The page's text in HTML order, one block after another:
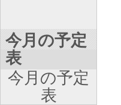
今月の予定
表
今月の予定
表